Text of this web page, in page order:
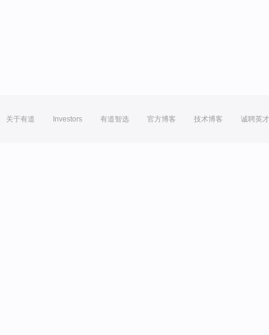
关于有道 Investors 有道智选 官方博客 技术博客 诚聘英才